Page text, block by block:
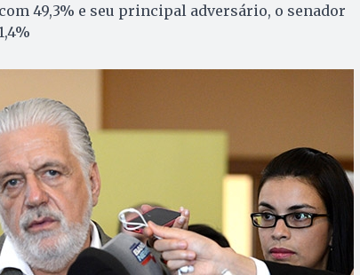
49,3% e seu principal adversário, o senador